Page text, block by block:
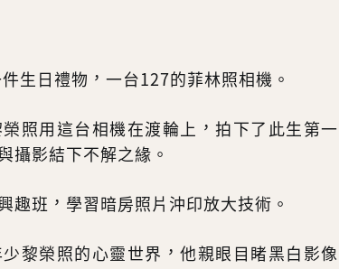
生日禮物，一台127的菲林照相機。
照用這台相機在渡輪上，拍下了此生第一
影結下不解之緣。
趣班，學習暗房照片沖印放大技術。
黎榮照的心靈世界，他親眼目睹黑白影像